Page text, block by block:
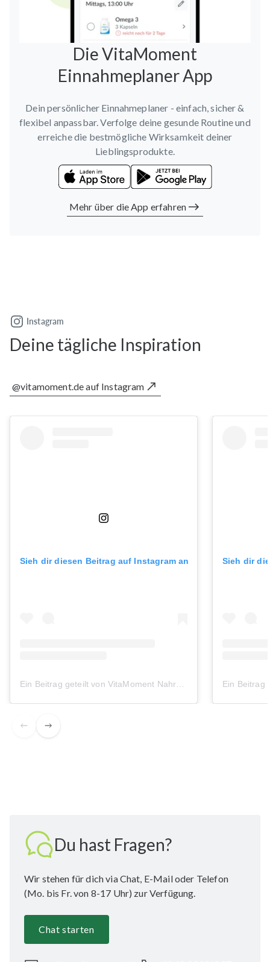
Die VitaMoment
Einnahmeplaner App
Dein persönlicher Einnahmeplaner - einfach, sicher &
flexibel anpassbar. Verfolge deine gesunde Routine und
erreiche die bestmögliche Wirksamkeit deiner
Lieblingsprodukte.
Mehr über die App erfahren
Instagram
Deine tägliche Inspiration
@vitamoment.de auf Instagram
Sieh dir diesen Beitrag auf Instagram an Sieh dir
Du hast Fragen?
Wir stehen für dich via Chat, E-Mail oder Telefon
(Mo. bis Fr. von 8-17 Uhr) zur Verfügung.
Chat starten